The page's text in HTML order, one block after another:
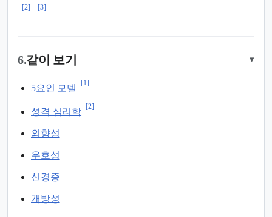
[2] [3]
6.같이 보기 ▾
5요인 모델
[1]
성격 심리학
[2]
외향성
우호성
신경증
개방성